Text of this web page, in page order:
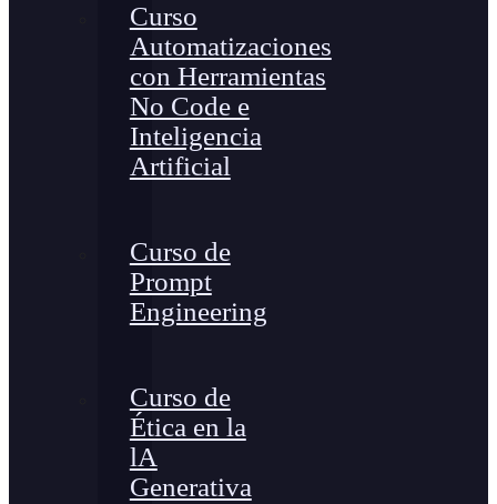
Curso
Automatizaciones
con Herramientas
No Code e
Inteligencia
Artificial
Curso de
Prompt
Engineering
Curso de
Ética en la
lA
Generativa